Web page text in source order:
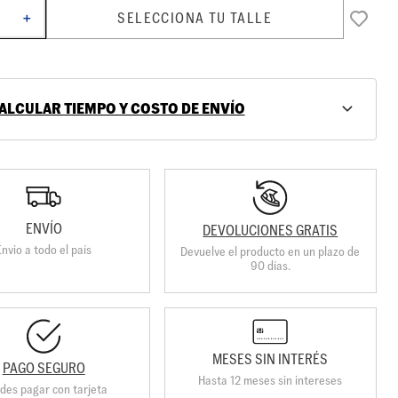
＋ SELECCIONA TU TALLE
TIEMPO Y COSTO DE ENVÍO
ENVÍO
a todo el país
DEVOLUCIONES GRATIS
Devuelve el producto en un plazo de
90 días.
PAGO SEGURO
pagar con tarjeta
MESES SIN INTERÉS
Hasta 12 meses sin intereses